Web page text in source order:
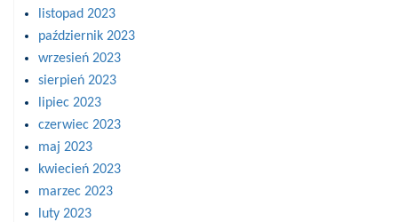
listopad 2023
październik 2023
wrzesień 2023
sierpień 2023
lipiec 2023
czerwiec 2023
maj 2023
kwiecień 2023
marzec 2023
luty 2023